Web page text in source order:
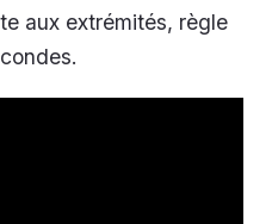
aux extrémités, règle